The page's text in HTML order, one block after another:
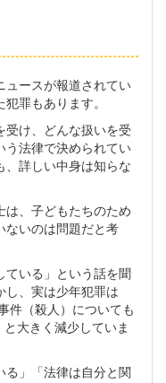
ースが報道されてい
罪もあります。
け、どんな扱いを受
う法律で決められてい
、詳しい中身は知らな
、子どもたちのため
ないのは問題だと考
いる」という話を聞
し、実は少年犯罪は
件（殺人）についても
大きく減少していま
」「法律は自分と関